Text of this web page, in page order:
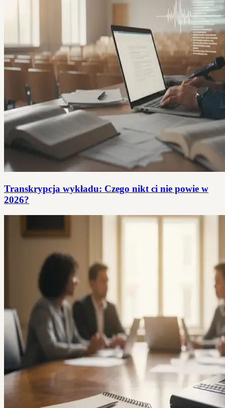
Transkrypcja wykładu: Czego nikt ci nie powie w
2026?